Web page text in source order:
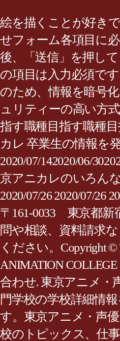
絵を描くことが好き
せフォーム各項目に
後、「送信」を押して
の項目は入力必須で
のため、情報を暗号
ュリティーの高い方
指す職種目指す職種
カレ 卒業生の情報を
2020/07/142020/06/
京アニカレのいろん
2020/07/26 2020/07/26
〒161-0033 東京都新
問や相談、資料請求
ください。Copyright ©
ANIMATION
合わせ. 東京アニメ・
門学校の学校詳細情
す。東京アニメ・声
校のトピックス、仕